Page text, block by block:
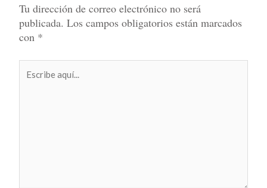
Tu dirección de correo electrónico no será
publicada. Los campos obligatorios están marcados
con *
aquí...